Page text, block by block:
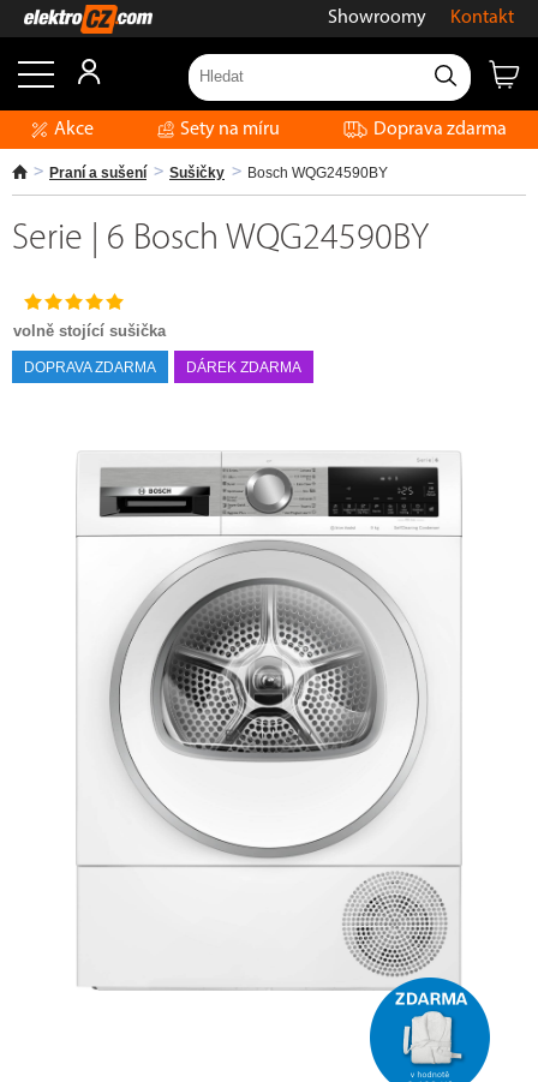
Showroomy Kontakt
Akce Sety na míru Doprava zdarma
Praní a sušení Sušičky Bosch WQG24590BY
Serie | 6 Bosch WQG24590BY
volně stojící sušička
DOPRAVA ZDARMA DÁREK ZDARMA